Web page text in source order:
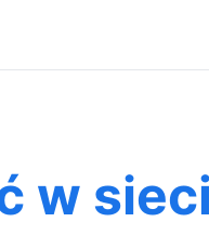
w